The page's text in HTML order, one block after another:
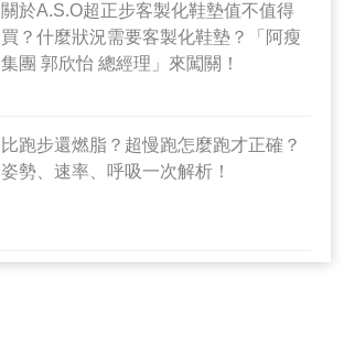
關於A.S.O超正步客製化鞋墊值不值得
買？什麼狀況需要客製化鞋墊？「阿瘦
集團 郭欣怡 總經理」來闖關！
比跑步還燃脂？超慢跑怎麼跑才正確？
姿勢、速率、呼吸一次解析！